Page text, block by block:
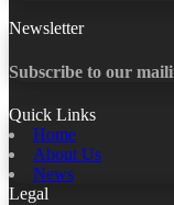
Newsletter
Subscribe to our
Quick Links
Home
About Us
News
Legal